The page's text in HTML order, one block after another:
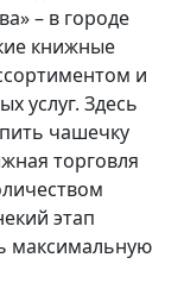
– в городе
книжные
и
услуг. Здесь
чашечку
торговля
этап
максимальную